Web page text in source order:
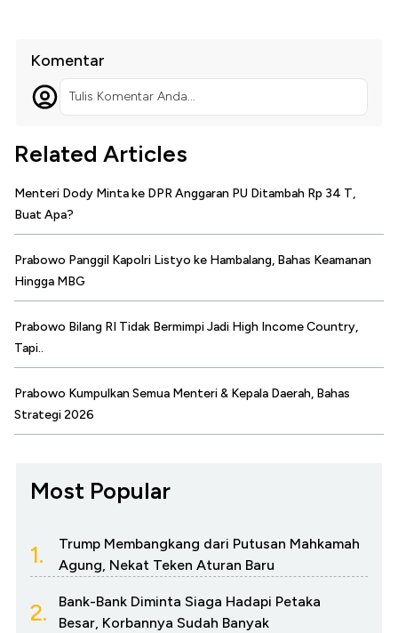
Komentar
Tulis Komentar Anda...
Related Articles
Menteri Dody Minta ke DPR Anggaran PU Ditambah Rp 34 T,
Buat Apa?
Prabowo Panggil Kapolri Listyo ke Hambalang, Bahas Keamanan
Hingga MBG
Prabowo Bilang RI Tidak Bermimpi Jadi High Income Country,
Tapi..
Prabowo Kumpulkan Semua Menteri & Kepala Daerah, Bahas
Strategi 2026
Most Popular
1.
Trump Membangkang dari Putusan Mahkamah
Agung, Nekat Teken Aturan Baru
2.
Bank-Bank Diminta Siaga Hadapi Petaka
Besar, Korbannya Sudah Banyak